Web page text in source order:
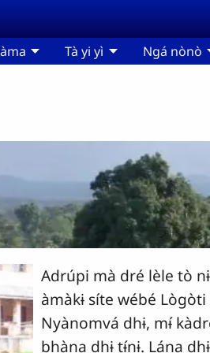
Tà yi yì Ngá nònò
Adrúpi mà dré lèle tò
àmàkɨ síte wébé Lògòti
Nyànomvá dhɨ, mɨ́
bhàna dhɨ tɨ́nɨ. Lána